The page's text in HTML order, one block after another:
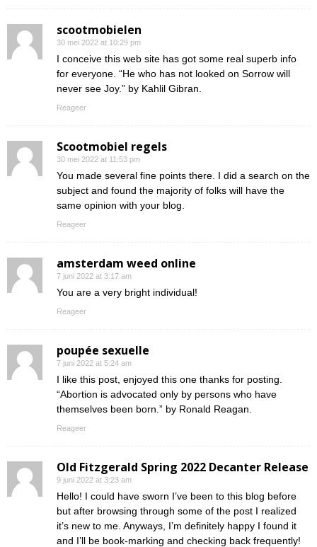
scootmobielen
30 mei 2022 at 10:29 pm
I conceive this web site has got some real superb info
for everyone. “He who has not looked on Sorrow will
never see Joy.” by Kahlil Gibran.
Reageer
Scootmobiel regels
30 mei 2022 at 11:53 pm
You made several fine points there. I did a search on the
subject and found the majority of folks will have the
same opinion with your blog.
Reageer
amsterdam weed online
7 juni 2022 at 3:17 am
You are a very bright individual!
Reageer
poupée sexuelle
7 juni 2022 at 5:24 am
I like this post, enjoyed this one thanks for posting.
“Abortion is advocated only by persons who have
themselves been born.” by Ronald Reagan.
Reageer
Old Fitzgerald Spring 2022 Decanter Release
9 juni 2022 at 3:23 am
Hello! I could have sworn I’ve been to this blog before
but after browsing through some of the post I realized
it’s new to me. Anyways, I’m definitely happy I found it
and I’ll be book-marking and checking back frequently!